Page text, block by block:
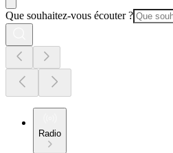
Que souhaitez-vous écouter ?
Radio